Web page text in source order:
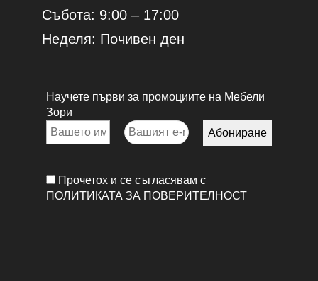
Събота: 9:00 – 17:00
Неделя: Почивен ден
Научете първи за промоциите на Мебели
Зори
Прочетох и се съгласявам с
ПОЛИТИКАТА ЗА ПОВЕРИТЕЛНОСТ